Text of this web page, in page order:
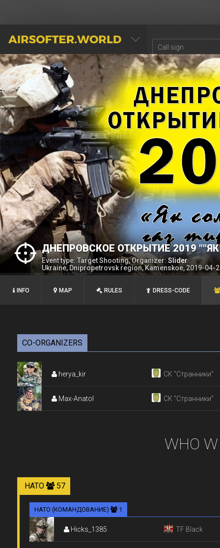
AIRSOFTER.WORLD
ДНЕПРОВСКОЕ ОТКРЫТИЕ 2019 ""ЯК
Event type: Target Shooting, Organizer: Slider
Ukraine, Dnipropetrovsk region, Kamenskoe, 2019-04-
INFO MAP RULES DRESS-CODE
CO-ORGANIZERS
herya_kir СК "Странники"
Max-Anatol СК "Странники"
WHO
НАТО 57
НАТО (КОМАНДОВАНИЕ) 1
Hicks_1385 TF Black